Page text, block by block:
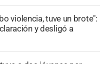
violencia, tuve un brote":
y desligó a